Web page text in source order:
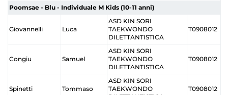
Poomsae - Blu - Individuale M Kids (10-11 anni)
Giovannelli Luca
ASD KIN SORI
TAEKWONDO
DILETTANTISTICA
T0908012
Congiu Samuel
ASD KIN SORI
TAEKWONDO
DILETTANTISTICA
T0908012
Spinetti Tommaso
ASD KIN SORI
TAEKWONDO
T0908012